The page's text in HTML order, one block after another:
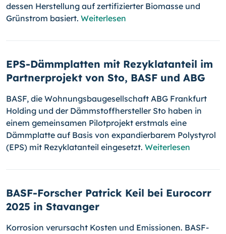
dessen Herstellung auf zertifizierter Biomasse und
Grünstrom basiert. Weiterlesen
EPS-Dämmplatten mit Rezyklatanteil im
Partnerprojekt von Sto, BASF und ABG
BASF, die Wohnungsbaugesellschaft ABG Frankfurt
Holding und der Dämmstoffhersteller Sto haben in
einem gemeinsamen Pilotprojekt erstmals eine
Dämmplatte auf Basis von expandierbarem Polystyrol
(EPS) mit Rezyklatanteil eingesetzt. Weiterlesen
BASF-Forscher Patrick Keil bei Eurocorr
2025 in Stavanger
Korrosion verursacht Kosten und Emissionen. BASF-